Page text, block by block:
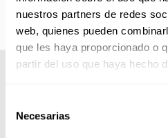
nuestros partners de redes
web, quienes pueden
que les haya proporcionado o
partir del uso que haya hecho
Necesarias